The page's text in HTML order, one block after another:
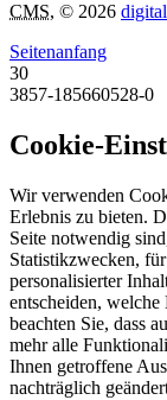
CMS, © 2026 digital
Seitenanfang
30
3857-185660528-0
Cookie-
Wir verwenden
Erlebnis zu bieten.
Seite notwendig
Statistikzwecken,
personalisierter
entscheiden,
beachten Sie, dass
mehr alle
Ihnen getroffene
nachträglich